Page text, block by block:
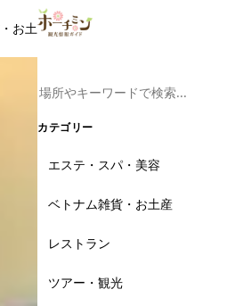
お土産レストラン
カテゴリー
エステ・スパ・美容
ベトナム雑貨・お土産
レストラン
ツアー・観光